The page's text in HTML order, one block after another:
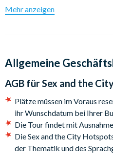
Samantha, Charlotte und
Cosmo in der Bar von Aiden und
Highlights
Besuchen Sie den Ort, an
Dinner stattgefunden hat
Sehen Sie Pleasure Chest,
kauft
Erkunden Sie die Bar von
Erinnern Sie sich an
Mehr anzeigen
Allgemeine
AGB fürSex and the
Plätze müssen im Voraus
ihr Wunschdatum bei Ihrer
Die Tour findet mit
Die Sex and the City
der Thematik und des